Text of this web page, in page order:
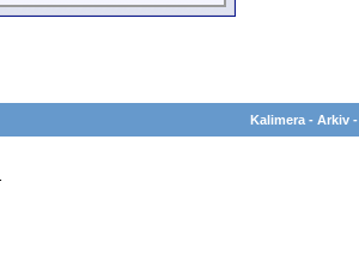
Kalimera - Arkiv -